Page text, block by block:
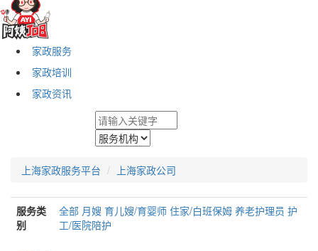
家政服务
家政培训
家政资讯
上海家政服务平台 上海家政公司
服务类
别
全部 月嫂 育儿嫂/育婴师 住家/白班保姆 养老护理员 护
工/医院陪护